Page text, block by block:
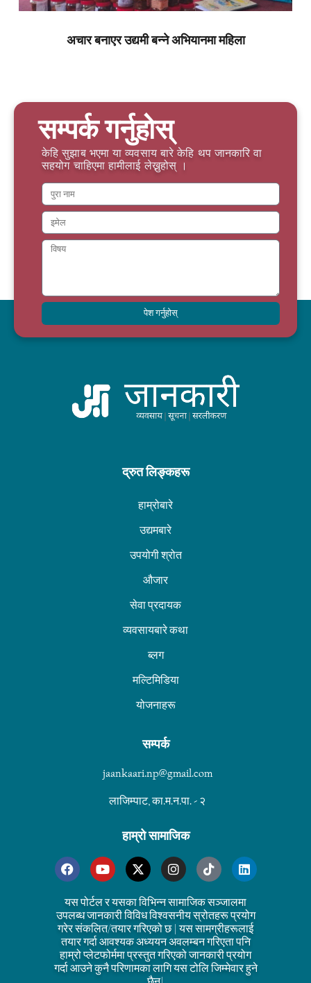
अचार बनाएर उद्यमी बन्ने अभियानमा महिला
सम्पर्क गर्नुहोस्
केहि सुझाब भएमा या व्यवसाय बारे केहि थप जानकारि वा
सहयोग चाहिएमा हामीलाई लेख्नुहोस् ।
पेश गर्नुहोस्
द्रुत लिङ्कहरू
हाम्रोबारे
उद्यमबारे
उपयोगी श्रोत
औजार
सेवा प्रदायक
व्यवसायबारे कथा
ब्लग
मल्टिमिडिया
योजनाहरू
सम्पर्क
jaankaari.np@gmail.com
लाजिम्पाट, का.म.न.पा. - २
हाम्रो सामाजिक
यस पोर्टल र यसका विभिन्न सामाजिक सञ्जालमा
उपलब्ध जानकारी विविध विश्वसनीय स्रोतहरू प्रयोग
गरेर संकलित/तयार गरिएको छ | यस सामग्रीहरूलाई
तयार गर्दा आवश्यक अध्ययन अवलम्बन गरिएता पनि
हाम्रो प्लेटफोर्ममा प्रस्तुत गरिएको जानकारी प्रयोग
गर्दा आउने कुनै परिणामका लागि यस टोलि जिम्मेवार हुने